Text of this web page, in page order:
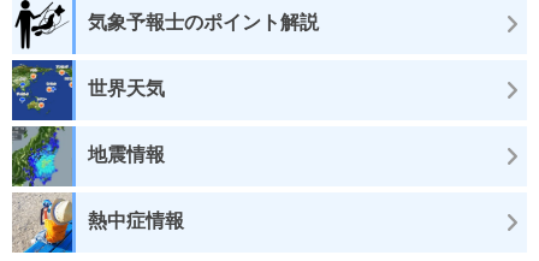
気象予報士のポイント解説
世界天気
地震情報
熱中症情報